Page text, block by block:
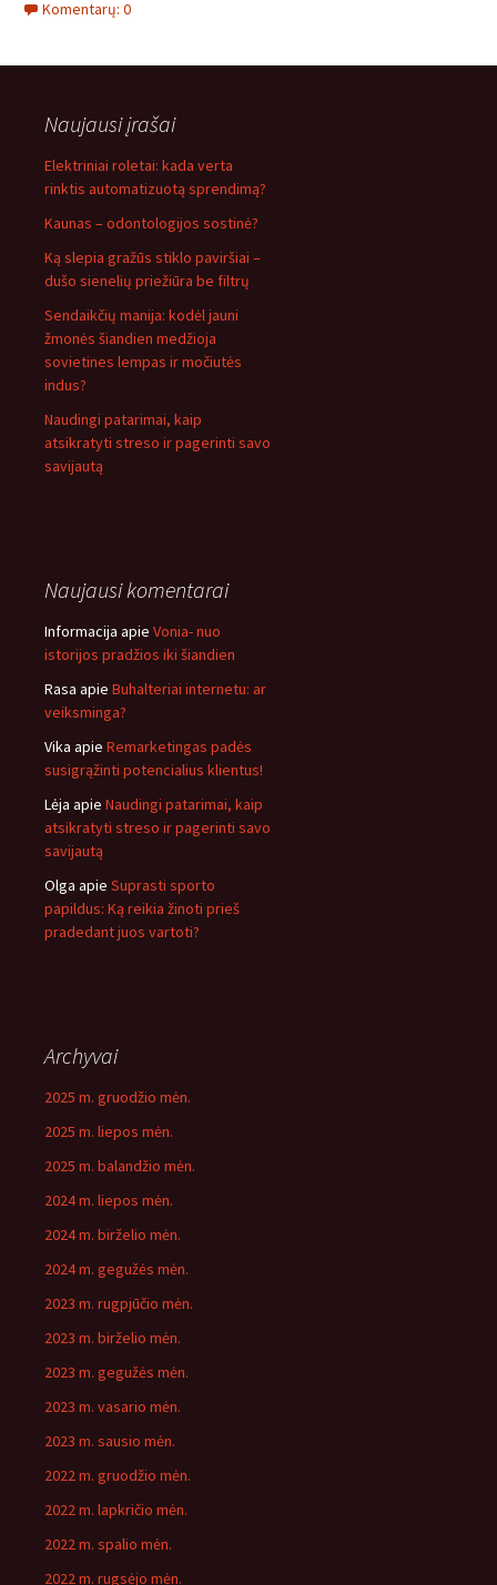
Komentarų: 0
Naujausi įrašai
Elektriniai roletai: kada verta
rinktis automatizuotą sprendimą?
Kaunas – odontologijos sostinė?
Ką slepia gražūs stiklo paviršiai –
dušo sienelių priežiūra be filtrų
Sendaikčių manija: kodėl jauni
žmonės šiandien medžioja
sovietines lempas ir močiutės
indus?
Naudingi patarimai, kaip
atsikratyti streso ir pagerinti savo
savijautą
Naujausi komentarai
Informacija apie Vonia- nuo
istorijos pradžios iki šiandien
Rasa apie Buhalteriai internetu: ar
veiksminga?
Vika apie Remarketingas padės
susigrąžinti potencialius klientus!
Lėja apie Naudingi patarimai, kaip
atsikratyti streso ir pagerinti savo
savijautą
Olga apie Suprasti sporto
papildus: Ką reikia žinoti prieš
pradedant juos vartoti?
Archyvai
2025 m. gruodžio mėn.
2025 m. liepos mėn.
2025 m. balandžio mėn.
2024 m. liepos mėn.
2024 m. birželio mėn.
2024 m. gegužės mėn.
2023 m. rugpjūčio mėn.
2023 m. birželio mėn.
2023 m. gegužės mėn.
2023 m. vasario mėn.
2023 m. sausio mėn.
2022 m. gruodžio mėn.
2022 m. lapkričio mėn.
2022 m. spalio mėn.
2022 m. rugsėjo mėn.